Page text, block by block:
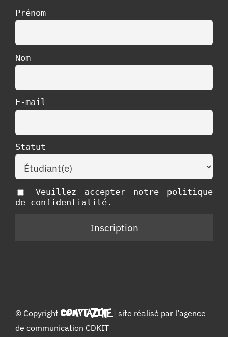
Prénom
Nom
E-mail
Statut
Veuillez accepter notre politique
de confidentialité.
© Copyright COMPTAZINE| site réalisé par l’agence
de communication CDKIT